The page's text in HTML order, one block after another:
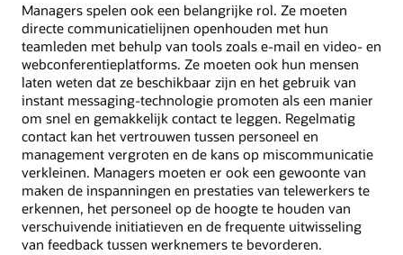
Managers spelen ook een belangrijke rol. Ze moeten
directe communicatielijnen openhouden met hun
teamleden met behulp van tools zoals e-mail en video- en
webconferentieplatforms. Ze moeten ook hun mensen
laten weten dat ze beschikbaar zijn en het gebruik van
instant messaging-technologie promoten als een manier
om snel en gemakkelijk contact te leggen. Regelmatig
contact kan het vertrouwen tussen personeel en
management vergroten en de kans op miscommunicatie
verkleinen. Managers moeten er ook een gewoonte van
maken de inspanningen en prestaties van telewerkers te
erkennen, het personeel op de hoogte te houden van
verschuivende initiatieven en de frequente uitwisseling
van feedback tussen werknemers te bevorderen.